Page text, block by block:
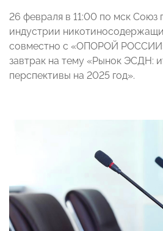
26 февраля в 11:00 по мск Союз
индустрии
совместно с «ОПОРОЙ
завтрак на тему «Рынок ЭСДН:
перспективы на 2025 год».